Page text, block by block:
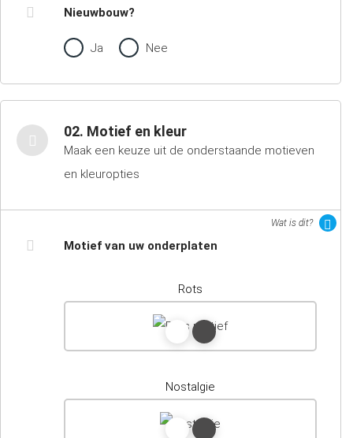
Nieuwbouw?
Ja Nee
02. Motief en kleur
Maak een keuze uit de onderstaande motieven
en kleuropties
Wat is dit?
Motief van uw onderplaten
Rots
Nostalgie